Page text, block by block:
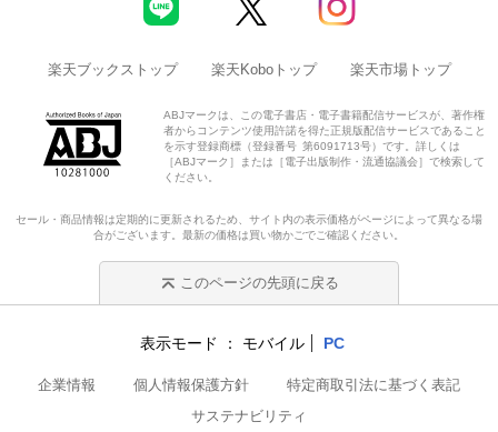
楽天ブックストップ 楽天Koboトップ 楽天市場トップ
ABJマークは、この電子書店・電子書籍配信サービスが、著作権
者からコンテンツ使用許諾を得た正規版配信サービスであること
を示す登録商標（登録番号 第6091713号）です。詳しくは
［ABJマーク］または［電子出版制作・流通協議会］で検索して
ください。
セール・商品情報は定期的に更新されるため、サイト内の表示価格がページによって異なる場
合がございます。最新の価格は買い物かごでご確認ください。
このページの先頭に戻る
表示モード モバイル PC
企業情報 個人情報保護方針
特定商取引法に基づく表記
サステナビリティ